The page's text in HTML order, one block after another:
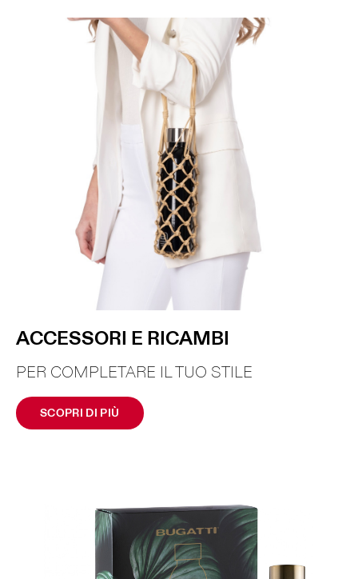
ACCESSORI E RICAMBI
PER COMPLETARE IL TUO STILE
SCOPRI DI PIÙ